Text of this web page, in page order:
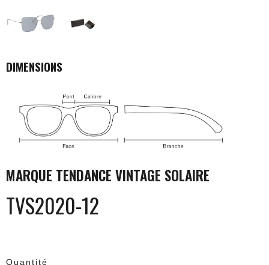
DIMENSIONS
MARQUE TENDANCE VINTAGE SOLAIRE
TVS2020-12
Quantité